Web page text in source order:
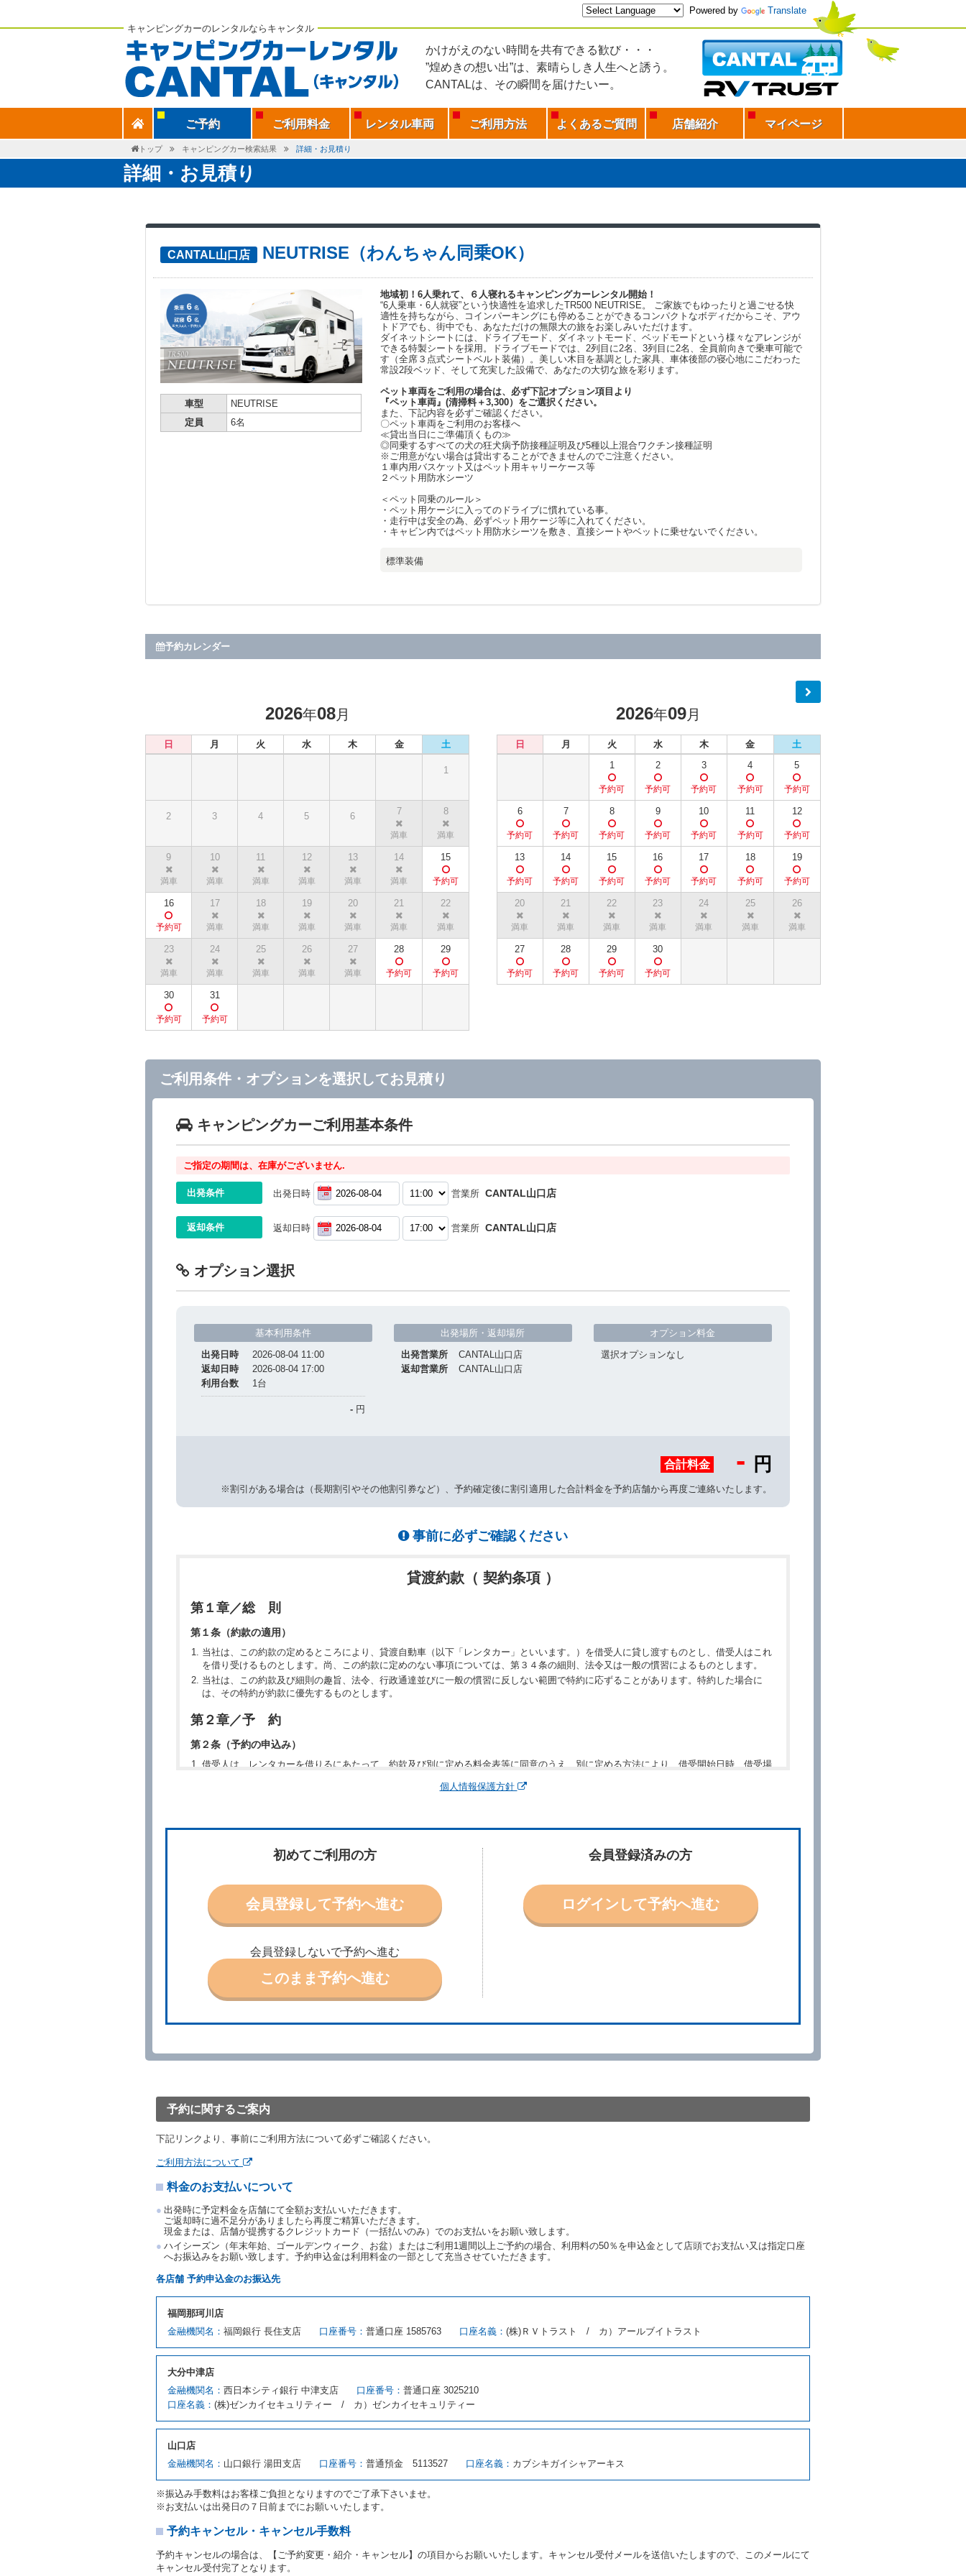
キャンピングカーのレンタルならキャンタル
かけがえのない時間を共有できる歓び・・・
”煌めきの想い出”は、素晴らしき人生へと誘う。
CANTALは、その瞬間を届けたいー。
Powered by Translate
ご予約 ご利用料金 レンタル車両 ご利用方法 よくあるご質問 店舗紹介 マイページ
トップ キャンピングカー検索結果 詳細・お見積り
詳細・お見積り
CANTAL山口店 NEUTRISE（わんちゃん同乗OK）
車型
NEUTRISE
定員
6名
地域初！6人乗れて、６人寝れるキャンピングカーレンタル開始！
“6人乗車・6人就寝”という快適性を追求したTR500 NEUTRISE。 ご家族でもゆったりと過ごせる快
適性を持ちながら、コインパーキングにも停めることができるコンパクトなボディだからこそ、アウ
トドアでも、街中でも、あなただけの無限大の旅をお楽しみいただけます。
ダイネットシートには、ドライブモード、ダイネットモード、ベッドモードという様々なアレンジが
できる特製シートを採用。ドライブモードでは、2列目に2名、3列目に2名、全員前向きで乗車可能で
す（全席３点式シートベルト装備）。美しい木目を基調とした家具、車体後部の寝心地にこだわった
常設2段ベッド、そして充実した設備で、あなたの大切な旅を彩ります。
ペット車両をご利用の場合は、必ず下記オプション項目より
『ペット車両』(清掃料＋3,300）をご選択ください。
また、下記内容を必ずご確認ください。
〇ペット車両をご利用のお客様へ
≪貸出当日にご準備頂くもの≫
◎同乗するすべての犬の狂犬病予防接種証明及び5種以上混合ワクチン接種証明
※ご用意がない場合は貸出することができませんのでご注意ください。
１車内用バスケット又はペット用キャリーケース等
２ペット用防水シーツ
＜ペット同乗のルール＞
・ペット用ケージに入ってのドライブに慣れている事。
・走行中は安全の為、必ずペット用ケージ等に入れてください。
・キャビン内ではペット用防水シーツを敷き、直接シートやベットに乗せないでください。
標準装備
予約カレンダー
2026年08月
日 月 火 水 木 金 土
1
2 3 4 5 6 7 8
9 10 11 12 13 14 15
16 17 18 19 20 21 22
23 24 25 26 27 28 29
30 31
2026年09月
日 月 火 水 木 金
土
1
2 3 4 5
6 7 8 9 10 11 12
13 14 15 16 17 18 19
20 21 22 23 24 25 26
27 28 29 30
ご利用条件・オプションを選択してお見積り
キャンピングカーご利用基本条件
ご指定の期間は、在庫がございません.
出発条件 出発日時 営業所 CANTAL山口店
返却条件 返却日時 営業所 CANTAL山口店
オプション選択
基本利用条件
出発日時
2026-08-04 11:00
返却日時
2026-08-04 17:00
利用台数
1 台
- 円
出発場所・返却場所
出発営業所
CANTAL山口店
返却営業所
CANTAL山口店
オプション料金
選択オプションなし
合計料金 - 円
※割引がある場合は（長期割引やその他割引券など）、予約確定後に割引適用した合計料金を予約店舗から再度ご連絡いたします。
事前に必ずご確認ください
貸渡約款（ 契約条項 ）
第１章／総 則
第１条（約款の適用）
当社は、この約款の定めるところにより、貸渡自動車（以下「レンタカー」といいます。）を借受人に貸し渡すものとし、借受人はこれ
を借り受けるものとします。尚、この約款に定めのない事項については、第３４条の細則、法令又は一般の慣習によるものとします。
当社は、この約款及び細則の趣旨、法令、行政通達並びに一般の慣習に反しない範囲で特約に応ずることがあります。特約した場合に
は、その特約が約款に優先するものとします。
第２章／予 約
第２条（予約の申込み）
借受人は、レンタカーを借りるにあたって、約款及び別に定める料金表等に同意のうえ、別に定める方法により、借受開始日時、借受場
予約の申込みを行うことができます。なお、当社は、電話連絡並びに電子メールによる予約に応じますが、予約内容と実際に相違があっ
場合、借受人は、当社が特に認める場合を除き、別に定める予約申込金を支払うものとします。
第３条（予約の変更）
借受人は、前条第１項の借受条件を変更しようとするときは、あらかじめ当社の承諾を受けなければならないものとします。
第４条（予約の取消し等）
借受人は、別に定める方法により予約を取り消すことができます。
借受人が、借受人の都合により予約した借受開始時刻を１時間以上経過してもレンタカー貸渡契約（以下「貸渡契約」といいます。）締
結手続きに着手しなかったときは、予約が取り消されたものとします。
前２項の場合、借受人は、別に定めるところにより予約取消手数料を当社に支払うものとし、当社は、この予約取消手数料の支払いがあ
ったときは、受領済の予約申込金を借受人に返還するものとします。
当社の都合により、予約が取り消されたとき、又は貸渡契約が締結されなかったときは、当社は受領済の予約申込金を返還するものとし
ます。
きは、予約は取り消されたものとします。この場合、当社は受領済の予約申込金を返還するものとします。
当社は、借受人から予約のあった車種クラスのレンタカーを貸し渡すことができないときは、予約と異なる車種クラスのレンタカー（以
渡すものとします。なお、代替レンタカーの貸渡料金が予約された車種クラスの貸渡料金より高くなるときは、予約した車種クラスの貸
渡料金によるものとし、予約された車種クラスの貸渡料金より低くなるときは、当該代替レンタカーの車種クラスの貸渡料金によるもの
借受人は、第１項の代替レンタカーの貸渡しの申入れを拒絶し、予約を取り消すことができるものとします。
前項の場合、第１項の貸渡しをすることができない原因が、当社の責に帰する事由によるときには第４条第４項の予約の取消しとして取
第３項の場合、第１項の貸渡しをすることができない原因が、当社の責に帰さない事由による時には第４条第５項の予約の取消しとして
第６条（免責）
当社及び借受人は、予約が取り消され、又は貸渡契約が締結されなかったことについて、第４条及び第５条に定める場合を除き、相互に
何らの請求をしないものとします。
第３章／貸 渡 し
ます。ただし、貸し渡すことができるレンタカーがない場合又は借受人若しくは運転者が第８条第１項若しくは第２項各号のいずれかに
該当する場合を除きます。
運転者は、貸渡契約の締結にあたり、約款及び細則で運転者の義務と定められた事項を遵守するものとします。
当社は、監督官庁の基本通達（注１）に基づき、貸渡簿(貸渡原票)及び第１３条第１項に規定する貸渡証に運転者の氏名、住所、運転免
許の種類及び運転免許証（注２）の番号を記載し、又は運転者の運転免許証の写しを添付するため、貸渡契約の締結にあたり、借受人に
対し、借受人の指定する運転者（以下「運転者」といいます。）の運転免許証の提示を求めるほか、その写しの提出を求めることがあり
ます。この場合、借受人は、自己が運転者であるときは自己の運転免許証を提示し、借受人と運転者が異なるときはその運転者の運転免
注１）監督官庁の基本通達とは、国土交通省自動車交通局長通達「レンタカーに関する基本通達」（自旅第138号 平成7年6月13日）の
２．(10)及び(11)のことをいいます。
転免許証をいいます。
当社は、貸渡契約の締結にあたり、借受人及び運転者に対し、運転免許証のほかに本人確認ができる書類の提示を求め、及び提出された
書類の写しをとることがあります。
当社は、貸渡契約の締結にあたり、借受期間中に借受人及び運転者と連絡するための携帯電話番号等の告知を求めます。
当社は、貸渡契約の締結にあたり、借受人に対し、クレジットカード若しくは現金による支払いを求め、又はその他の支払方法を指定す
ることがあります。
個人情報保護方針
初めてご利用の方
会員登録して予約へ進む
会員登録しないで予約へ進む
このまま予約へ進む
会員登録済みの方
ログインして予約へ進む
予約に関するご案内
下記リンクより、事前にご利用方法について必ずご確認ください。
ご利用方法について
料金のお支払いについて
出発時に予定料金を店舗にて全額お支払いいただきます。
ご返却時に過不足分がありましたら再度ご精算いただきます。
現金または、店舗が提携するクレジットカード（一括払いのみ）でのお支払いをお願い致します。
ハイシーズン（年末年始、ゴールデンウィーク、お盆）またはご利用1週間以上ご予約の場合、利用料の50％を申込金として店頭でお支払い又は指定口座
へお振込みをお願い致します。予約申込金は利用料金の一部として充当させていただきます。
各店舗 予約申込金のお振込先
福岡那珂川店
金融機関名： 福岡銀行 長住支店 口座番号： 普通口座 1585763 口座名義： (株)ＲＶトラスト / カ）アールブイトラスト
大分中津店
金融機関名： 西日本シティ銀行 中津支店 口座番号： 普通口座 3025210
口座名義： (株)ゼンカイセキュリティー / カ）ゼンカイセキュリティー
山口店
金融機関名： 山口銀行 湯田支店 口座番号： 普通預金 5113527 口座名義： カブシキガイシャアーキス
※振込み手数料はお客様ご負担となりますのでご了承下さいませ。
※お支払いは出発日の７日前までにお願いいたします。
予約キャンセル・キャンセル手数料
予約キャンセルの場合は、【ご予約変更・紹介・キャンセル】の項目からお願いいたします。キャンセル受付メールを送信いたしますので、このメールにて
キャンセル受付完了となります。